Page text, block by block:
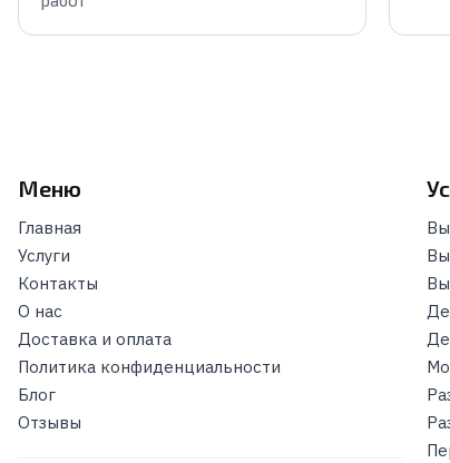
Меню
Главная
Услуги
Контакты
О нас
Доставка и оплата
Политика конфиденциальности
Блог
Отзывы